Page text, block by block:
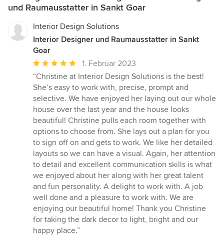
und Raumausstatter in Sankt Goar
Interior Design Solutions
Interior Designer und Raumausstatter in Sankt
Goar
Durchschnittliche
Bewertung:
5
von
5
Sternen
1. Februar 2023
“Christine at Interior Design Solutions is the best!
She’s easy to work with, precise, prompt and
selective. We have enjoyed her laying out our whole
house over the last year and the house looks
beautiful! Christine pulls each room together with
options to choose from. She lays out a plan for you
to sign off on and gets to work. We like her detailed
layouts so we can have a visual. Again, her attention
to detail and excellent communication skills is what
we enjoyed about her along with her great talent
and fun personality. A delight to work with. A job
well done and a pleasure to work with. We are
enjoying our beautiful home! Thank you Christine
for taking the dark decor to light, bright and our
happy place.”